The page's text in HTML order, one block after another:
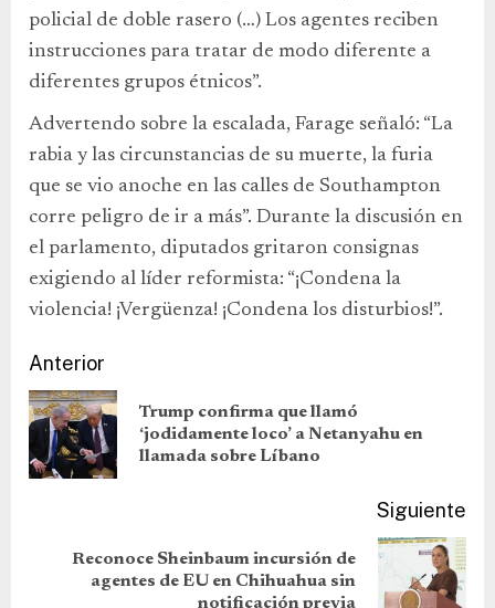
policial de doble rasero (…) Los agentes reciben
instrucciones para tratar de modo diferente a
diferentes grupos étnicos”.
Advertendo sobre la escalada, Farage señaló: “La
rabia y las circunstancias de su muerte, la furia
que se vio anoche en las calles de Southampton
corre peligro de ir a más”. Durante la discusión en
el parlamento, diputados gritaron consignas
exigiendo al líder reformista: “¡Condena la
violencia! ¡Vergüenza! ¡Condena los disturbios!”.
Anterior
Trump confirma que llamó
‘jodidamente loco’ a Netanyahu en
llamada sobre Líbano
Siguiente
Reconoce Sheinbaum incursión de
agentes de EU en Chihuahua sin
notificación previa